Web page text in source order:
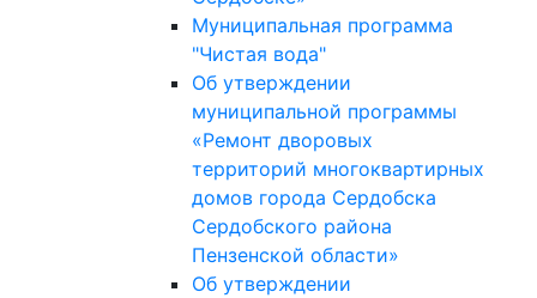
Муниципальная программа
"Чистая вода"
Об утверждении
муниципальной программы
«Ремонт дворовых
территорий многоквартирных
домов города Сердобска
Сердобского района
Пензенской области»
Об утверждении